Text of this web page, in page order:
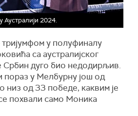
2024.
у полуфиналу
са аустралијског
Србин дуго био недодирљив.
пораз у Мелбурну још од
низ од 33 победе, каквим је
похвали само Моника